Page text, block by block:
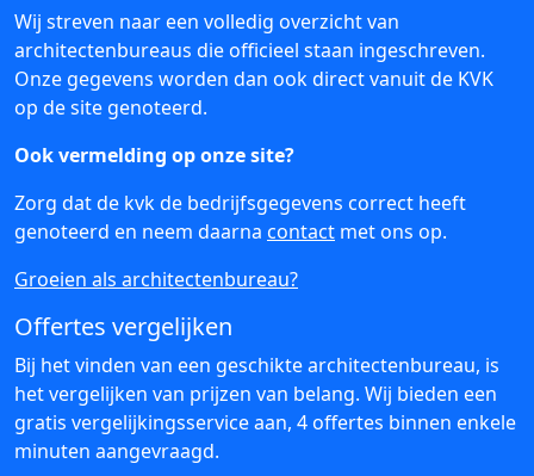
Wij streven naar een volledig overzicht van
architectenbureaus die officieel staan ingeschreven.
Onze gegevens worden dan ook direct vanuit de KVK
op de site genoteerd.
Ook vermelding op onze site?
Zorg dat de kvk de bedrijfsgegevens correct heeft
genoteerd en neem daarna contact met ons op.
Groeien als architectenbureau?
Offertes vergelijken
Bij het vinden van een geschikte architectenbureau, is
het vergelijken van prijzen van belang. Wij bieden een
gratis vergelijkingsservice aan, 4 offertes binnen enkele
minuten aangevraagd.